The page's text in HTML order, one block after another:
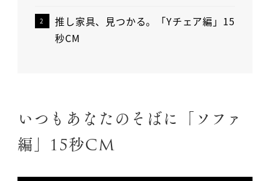
推し家具、見つかる。「Yチェア編」15
秒CM
いつもあなたのそばに「ソファ
編」15秒CM